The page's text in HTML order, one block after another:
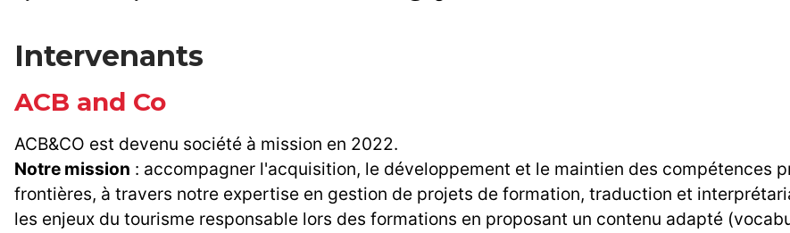
Intervenants
ACB and Co
ACB&CO est devenu société à mission en 2022.
Notre mission : accompagner l'acquisition, le développement et le maintien des compétences
frontières, à travers notre expertise en gestion de projets de formation, traduction et
les enjeux du tourisme responsable lors des formations en proposant un contenu adapté